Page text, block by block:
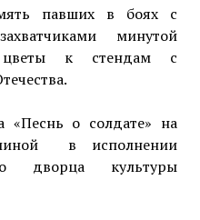
павших в боях с
минутой
цветы к стендам с
«Песнь о солдате» на
в исполнении
дворца культуры